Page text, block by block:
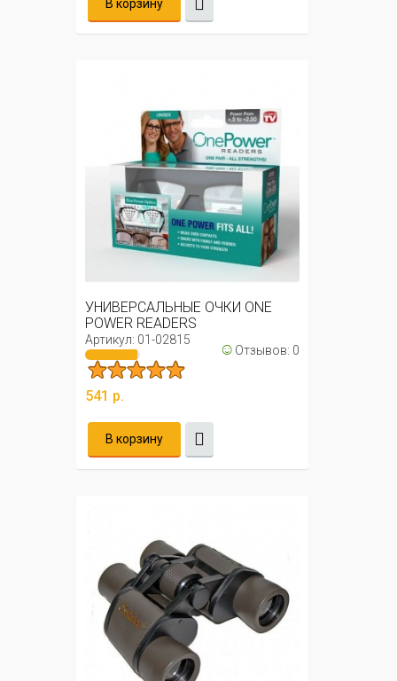
В корзину
УНИВЕРСАЛЬНЫЕ ОЧКИ ONE
POWER READERS
Артикул: 01-02815 ☺ Отзывов: 0
541 р.
В корзину